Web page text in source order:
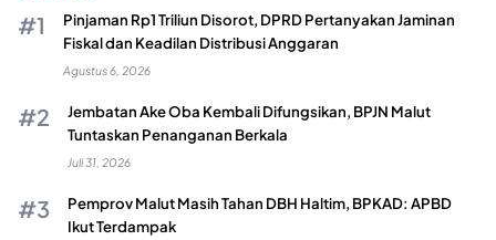
Pinjaman Rp1 Triliun Disorot, DPRD Pertanyakan Jaminan
Fiskal dan Keadilan Distribusi Anggaran
Agustus 6, 2026
Jembatan Ake Oba Kembali Difungsikan, BPJN Malut
Tuntaskan Penanganan Berkala
Juli 31, 2026
Pemprov Malut Masih Tahan DBH Haltim, BPKAD: APBD
Ikut Terdampak